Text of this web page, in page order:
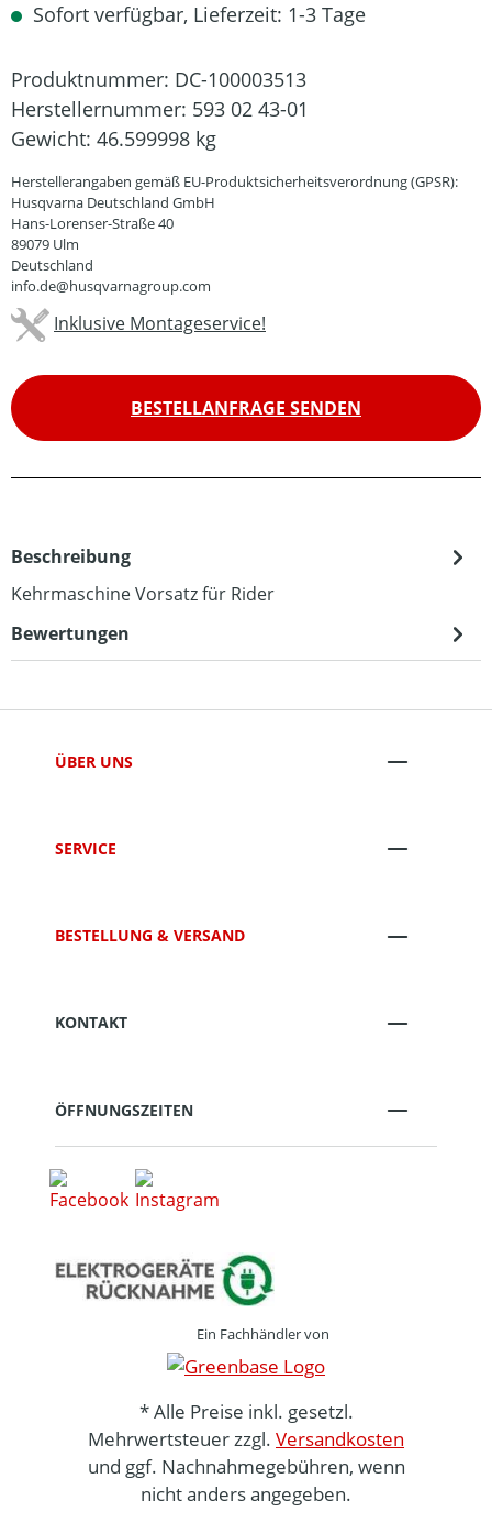
Sofort verfügbar, Lieferzeit: 1-3 Tage
Produktnummer: DC-100003513
Herstellernummer: 593 02 43-01
Gewicht: 46.599998 kg
Herstellerangaben gemäß EU-Produktsicherheitsverordnung (GPSR):
Husqvarna Deutschland GmbH
Hans-Lorenser-Straße 40
89079 Ulm
Deutschland
info.de@husqvarnagroup.com
Inklusive Montageservice!
BESTELLANFRAGE SENDEN
Beschreibung
Kehrmaschine Vorsatz für Rider
Bewertungen
ÜBER UNS
SERVICE
BESTELLUNG & VERSAND
KONTAKT
ÖFFNUNGSZEITEN
Ein Fachhändler von
* Alle Preise inkl. gesetzl.
Mehrwertsteuer zzgl. Versandkosten
und ggf. Nachnahmegebühren, wenn
nicht anders angegeben.